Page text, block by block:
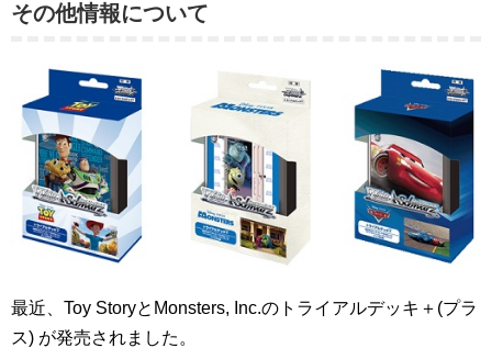
その他情報について
最近、Toy StoryとMonsters, Inc.のトライアルデッキ＋(プラ
ス) が発売されました。